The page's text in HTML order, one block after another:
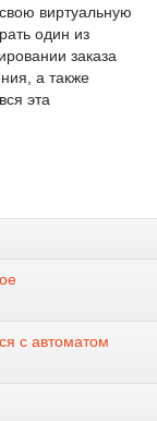
виртуальную
один из
заказа
а также
эта
с автоматом